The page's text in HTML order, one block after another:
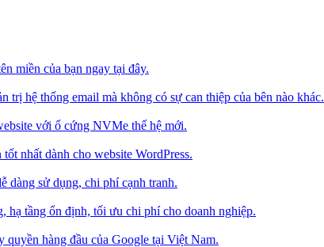
miền của bạn ngay tại đây.
trị hệ thống email mà không có sự can thiệp của bên nào khác.
với ổ cứng NVMe thế hệ mới.
nhất dành cho website WordPress.
dàng sử dụng, chi phí cạnh tranh.
hạ tầng ổn định, tối ưu chi phí cho doanh nghiệp.
quyền hàng đầu của Google tại Việt Nam.